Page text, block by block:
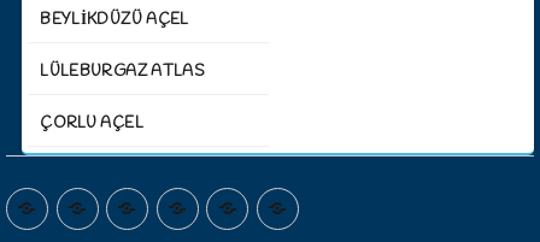
BEYLIKDÜZÜ AÇEL
LÜLEBURGAZ ATLAS
ÇORLU AÇEL
ANASAYFAKURUMSALHİZMETLERİMİZ
PROGRAMLARIMIZ
İLETİŞİMŞUBELERİMİZ